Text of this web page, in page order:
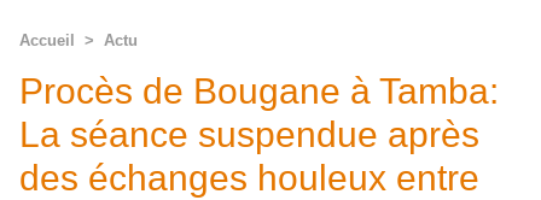
Accueil > Actu
Procès de Bougane à Tamba:
La séance suspendue après
des échanges houleux entre